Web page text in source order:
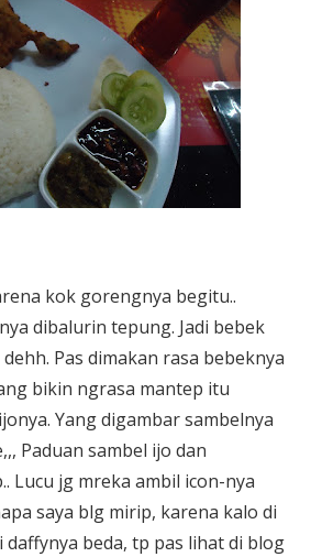
kok gorengnya begitu..
dibalurin tepung. Jadi bebek
Pas dimakan rasa bebeknya
bikin ngrasa mantep itu
Yang digambar sambelnya
Paduan sambel ijo dan
Lucu jg mreka ambil icon-nya
saya blg mirip, karena kalo di
beda, tp pas lihat di blog